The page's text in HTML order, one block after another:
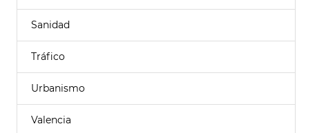
Sanidad
Tráfico
Urbanismo
Valencia